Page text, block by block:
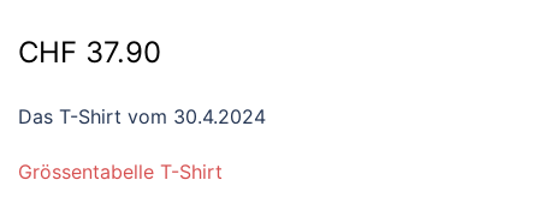
CHF 37.90
Das T-Shirt vom 30.4.2024
Grössentabelle T-Shirt